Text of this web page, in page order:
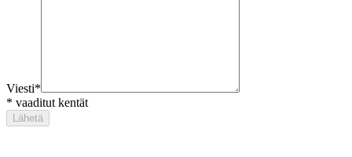
Viesti*
* vaaditut kentät